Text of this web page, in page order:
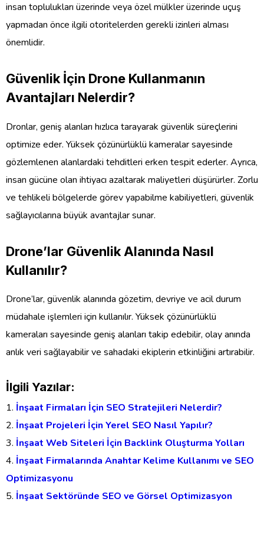
insan toplulukları üzerinde veya özel mülkler üzerinde uçuş
yapmadan önce ilgili otoritelerden gerekli izinleri alması
önemlidir.
Güvenlik İçin Drone Kullanmanın
Avantajları Nelerdir?
Dronlar, geniş alanları hızlıca tarayarak güvenlik süreçlerini
optimize eder. Yüksek çözünürlüklü kameralar sayesinde
gözlemlenen alanlardaki tehditleri erken tespit ederler. Ayrıca,
insan gücüne olan ihtiyacı azaltarak maliyetleri düşürürler. Zorlu
ve tehlikeli bölgelerde görev yapabilme kabiliyetleri, güvenlik
sağlayıcılarına büyük avantajlar sunar.
Drone’lar Güvenlik Alanında Nasıl
Kullanılır?
Drone’lar, güvenlik alanında gözetim, devriye ve acil durum
müdahale işlemleri için kullanılır. Yüksek çözünürlüklü
kameraları sayesinde geniş alanları takip edebilir, olay anında
anlık veri sağlayabilir ve sahadaki ekiplerin etkinliğini artırabilir.
İlgili Yazılar:
İnşaat Firmaları İçin SEO Stratejileri Nelerdir?
İnşaat Projeleri İçin Yerel SEO Nasıl Yapılır?
İnşaat Web Siteleri İçin Backlink Oluşturma Yolları
İnşaat Firmalarında Anahtar Kelime Kullanımı ve SEO
Optimizasyonu
İnşaat Sektöründe SEO ve Görsel Optimizasyon